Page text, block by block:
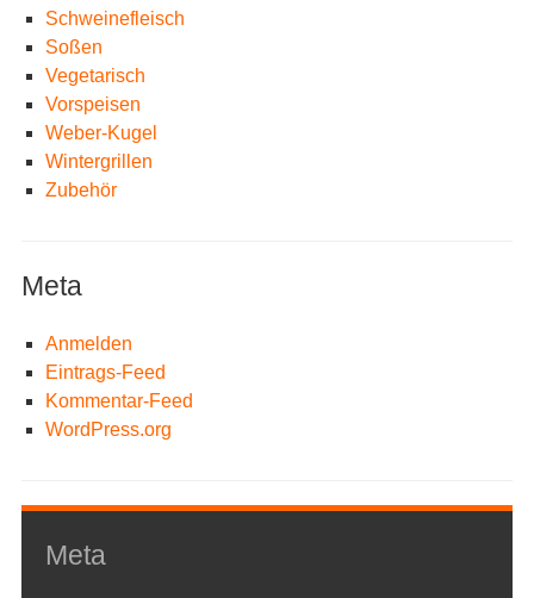
Schweinefleisch
Soßen
Vegetarisch
Vorspeisen
Weber-Kugel
Wintergrillen
Zubehör
Meta
Anmelden
Eintrags-Feed
Kommentar-Feed
WordPress.org
Meta